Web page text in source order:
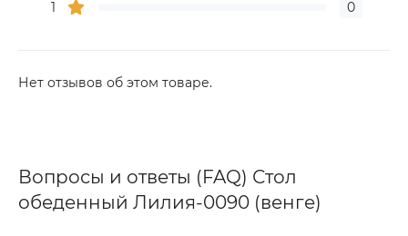
1
0
Нет отзывов об этом товаре.
Вопросы и ответы (FAQ) Стол
обеденный Лилия-0090 (венге)